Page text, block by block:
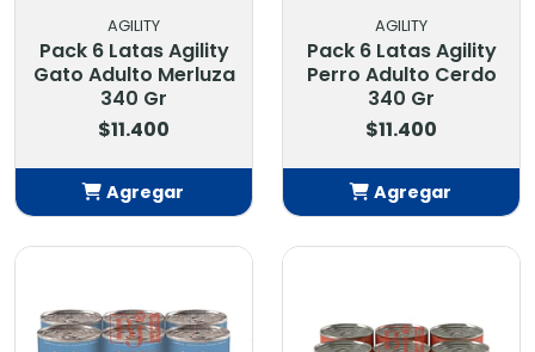
AGILITY
Pack 6 Latas Agility
Gato Adulto Merluza
340 Gr
$11.400
Agregar
Añadido
AGILITY
Pack 6 Latas Agility
Perro Adulto Cerdo
340 Gr
$11.400
Agregar
Añadido